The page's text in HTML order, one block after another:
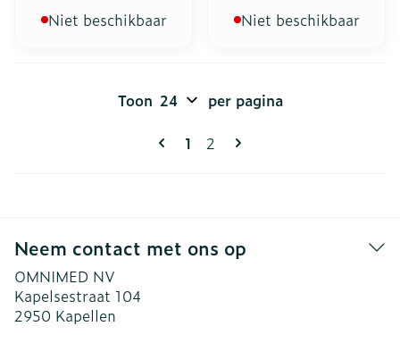
Niet beschikbaar Niet beschikbaar
Pagina's
U lees momenteel pagina
1 Pagina
2
Toon per pagina
Neem contact met ons op
OMNIMED NV
Kapelsestraat 104
2950 Kapellen